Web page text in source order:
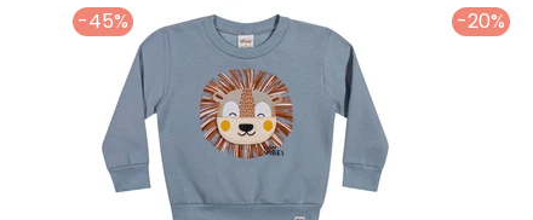
fevereiro/2026
-45% -20%